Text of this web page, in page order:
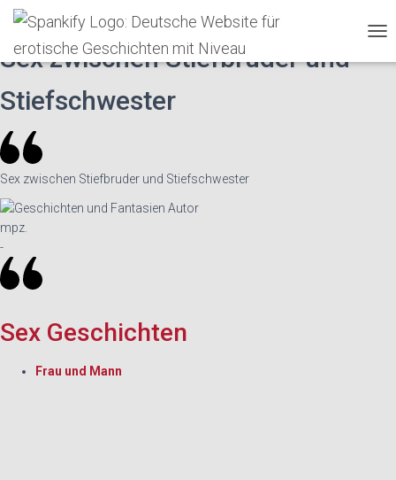
O
Spankify
Sex zwischen Stiefbruder und
Stiefschwester
Sex zwischen Stiefbruder und Stiefschwester
mpz.
-
Sex Geschichten
Frau und Mann